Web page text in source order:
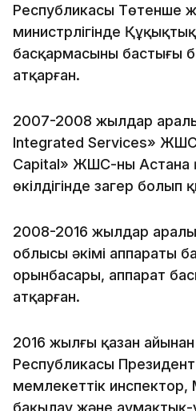
Республикасы Төтенше
министрлігінде
басқармасының бастығы
атқарған.
2007-2008 жылдар
Integrated Services» ЖШС
Capital» ЖШС-ның Астана
өкілдігінде заңгер болып
2008-2016 жылдар
облысы әкімі аппараты
орынбасары, аппарат
атқарған.
2016 жылғы қазан
Республикасы Президент
мемлекеттік инспектор,
бақылау және